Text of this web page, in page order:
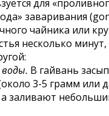
для
заваривания
чайника или
несколько
В гайвань
3-5 грамм или
заливают